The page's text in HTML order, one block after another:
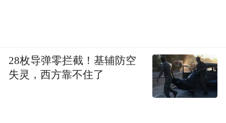
28枚导弹零拦截！基辅防空
失灵，西方靠不住了